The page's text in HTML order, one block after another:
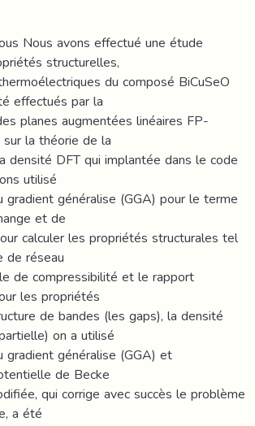
Nous avons effectué une étude
structurelles,
du composé BiCuSeO
effectués par la
planes augmentées linéaires FP-
la théorie de la
densité DFT qui implantée dans le code
utilisé
gradient généralise (GGA) pour le terme
et de
calculer les propriétés structurales tel
de réseau
de compressibilité et le rapport
les propriétés
de bandes (les gaps), la densité
on a utilisé
gradient généralise (GGA) et
de Becke
qui corrige avec succès le problème
a été